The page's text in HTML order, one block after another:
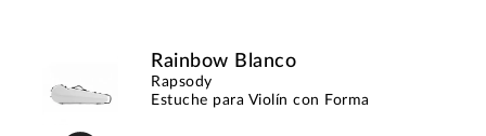
Rainbow Blanco
Rapsody
Estuche para Violín con Forma